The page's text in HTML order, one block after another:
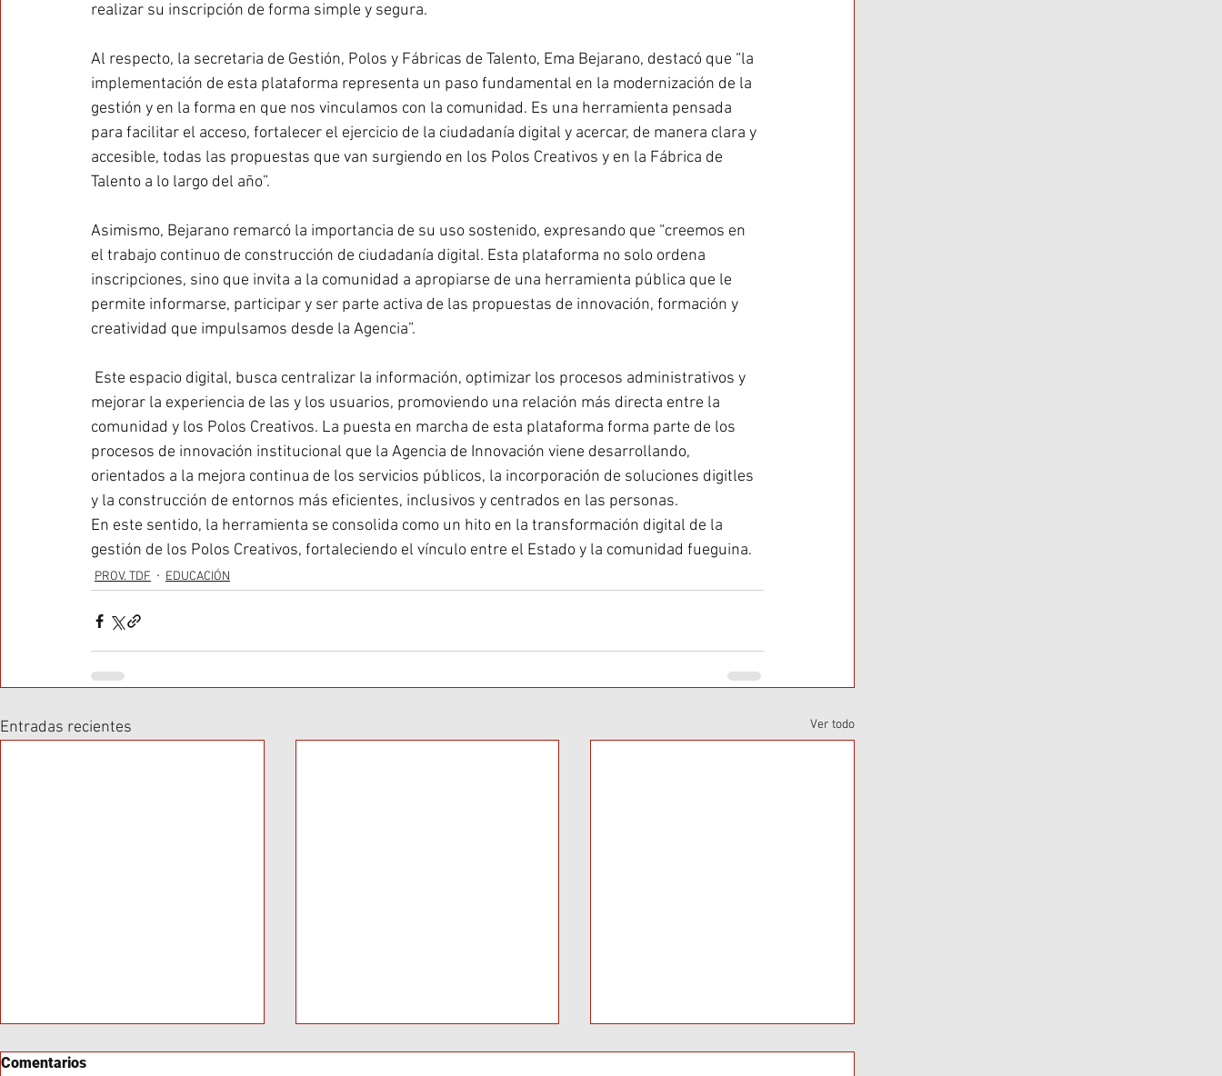
realizar su inscripción de forma simple y segura.
Al respecto, la secretaria de Gestión, Polos y Fábricas de Talento, Ema Bejarano, destacó que “la
implementación de esta plataforma representa un paso fundamental en la modernización de la
gestión y en la forma en que nos vinculamos con la comunidad. Es una herramienta pensada
para facilitar el acceso, fortalecer el ejercicio de la ciudadanía digital y acercar, de manera clara y
accesible, todas las propuestas que van surgiendo en los Polos Creativos y en la Fábrica de
Talento a lo largo del año”.
Asimismo, Bejarano remarcó la importancia de su uso sostenido, expresando que “creemos en
el trabajo continuo de construcción de ciudadanía digital. Esta plataforma no solo ordena
inscripciones, sino que invita a la comunidad a apropiarse de una herramienta pública que le
permite informarse, participar y ser parte activa de las propuestas de innovación, formación y
creatividad que impulsamos desde la Agencia”.
mejorar la experiencia de las y los usuarios, promoviendo una relación más directa entre la
comunidad y los Polos Creativos. La puesta en marcha de esta plataforma forma parte de los
procesos de innovación institucional que la Agencia de Innovación viene desarrollando,
orientados a la mejora continua de los servicios públicos, la incorporación de soluciones digitles
y la construcción de entornos más eficientes, inclusivos y centrados en las personas.
En este sentido, la herramienta se consolida como un hito en la transformación digital de la
gestión de los Polos Creativos, fortaleciendo el vínculo entre el Estado y la comunidad fueguina.
PROV. TDF EDUCACIÓN
Entradas recientes Ver todo
Comentarios